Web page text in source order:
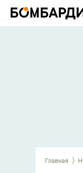
Главная